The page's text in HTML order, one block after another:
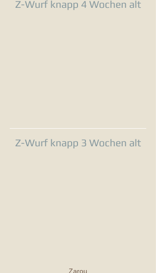
Z-Wurf knapp 4 Wochen alt
Z-Wurf knapp 3 Wochen alt
Zarou